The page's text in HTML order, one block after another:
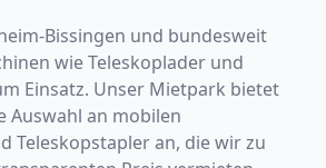
Bissingen und bundesweit
wie Teleskoplader und
Einsatz. Unser Mietpark bietet
Auswahl an mobilen
Teleskopstapler an, die wir zu